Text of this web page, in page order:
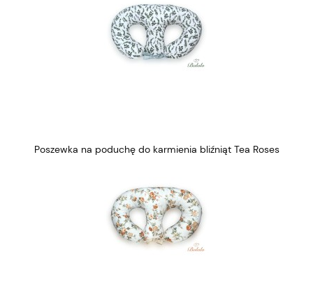
Poszewka na poduchę do karmienia bliźniąt Tea Roses